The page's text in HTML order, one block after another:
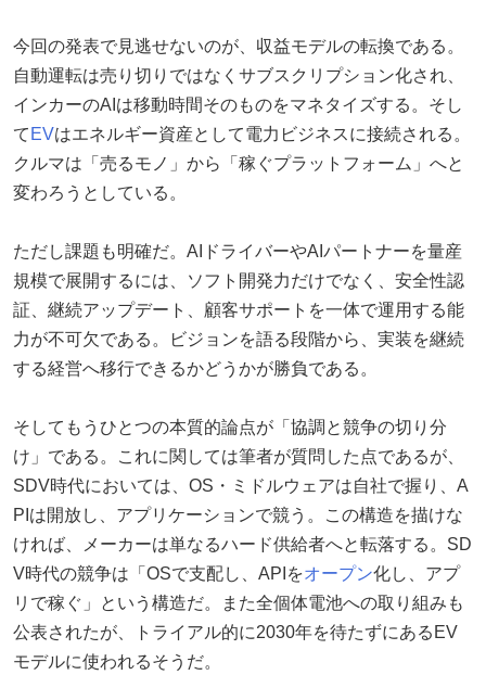
今回の発表で見逃せないのが、収益モデルの転換である。
自動運転は売り切りではなくサブスクリプション化され、
インカーのAIは移動時間そのものをマネタイズする。そし
て EVはエネルギー資産として電力ビジネスに接続される。
クルマは「売るモノ」から「稼ぐプラットフォーム」へと
変わろうとしている。
ただし課題も明確だ。AIドライバーやAIパートナーを量産
規模で展開するには、ソフト開発力だけでなく、安全性認
証、継続アップデート、顧客サポートを一体で運用する能
力が不可欠である。ビジョンを語る段階から、実装を継続
する経営へ移行できるかどうかが勝負である。
そしてもうひとつの本質的論点が「協調と競争の切り分
け」である。これに関しては筆者が質問した点であるが、
SDV時代においては、OS・ミドルウェアは自社で握り、A
PIは開放し、アプリケーションで競う。この構造を描けな
ければ、メーカーは単なるハード供給者へと転落する。SD
V時代の競争は「OSで支配し、APIをオープン化し、アプ
リで稼ぐ」という構造だ。また全個体電池への取り組みも
公表されたが、トライアル的に2030年を待たずにあるEV
モデルに使われるそうだ。